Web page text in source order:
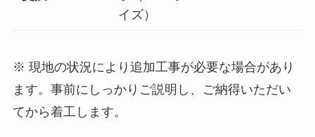
イズ）
※ 現地の状況により追加工事が必要な場合があり
ます。事前にしっかりご説明し、ご納得いただい
てから着工します。